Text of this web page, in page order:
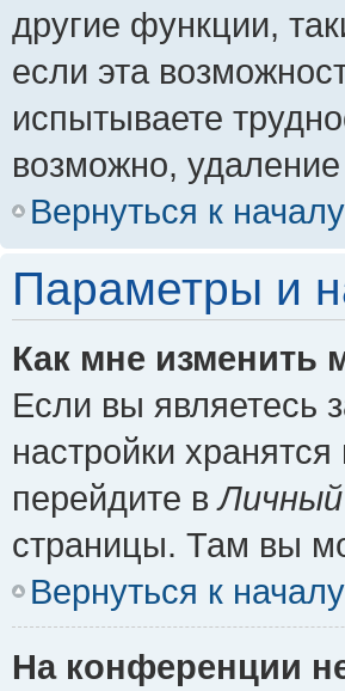
другие функции,
если эта
испытываете
возможно,
Вернуться к началу
Параметры и
Как мне изменить
Если вы являетесь
настройки
перейдите вЛичный
страницы. Там вы
Вернуться к началу
На конференции